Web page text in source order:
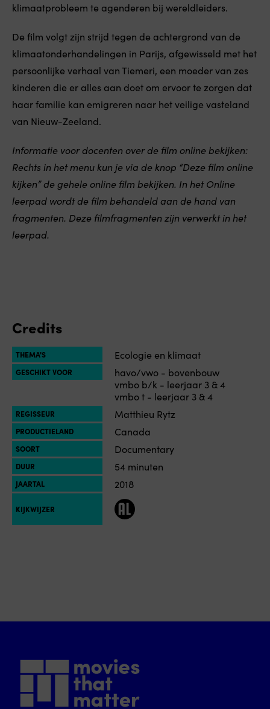
klimaatprobleem te agenderen bij wereldleiders.
De film volgt zijn strijd tegen de achtergrond van de
klimaatonderhandelingen in Parijs, afgewisseld met het
persoonlijke verhaal van Tiemeri, een moeder van zes
kinderen die er alles aan doet om ervoor te zorgen dat
haar familie kan emigreren naar het veilige vasteland
van Nieuw-Zeeland.
Informatie voor docenten over de film online bekijken:
Rechts in het menu kun je via de knop “Deze film online
kijken” de gehele online film bekijken. In het Online
leerpad wordt de film behandeld aan de hand van
fragmenten. Deze filmfragmenten zijn verwerkt in het
leerpad.
Credits
THEMA'S Ecologie en klimaat
GESCHIKT VOOR
havo/vwo - bovenbouw
vmbo b/k - leerjaar 3 & 4
vmbo t - leerjaar 3 & 4
REGISSEUR Matthieu Rytz
PRODUCTIELAND Canada
SOORT Documentary
DUUR 54 minuten
JAARTAL 2018
KIJKWIJZER
AL